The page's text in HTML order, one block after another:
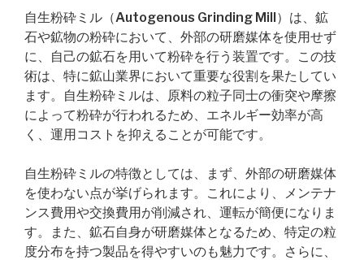
自生粉砕ミル（Autogenous Grinding Mill）は、鉱
石や鉱物の粉砕において、外部の研磨媒体を使用せず
に、自己の鉱石を用いて粉砕を行う装置です。この技
術は、特に鉱山業界において重要な役割を果たしてい
ます。自生粉砕ミルは、原料の粒子同士の衝突や摩擦
によって粉砕が行われるため、エネルギー効率が高
く、運用コストを抑えることが可能です。
自生粉砕ミルの特徴としては、まず、外部の研磨媒体
を使わない点が挙げられます。これにより、メンテナ
ンス費用や交換費用が削減され、運転が簡便になりま
す。また、鉱石自身が研磨媒体となるため、特定の粒
度分布を持つ製品を得やすいのも魅力です。さらに、